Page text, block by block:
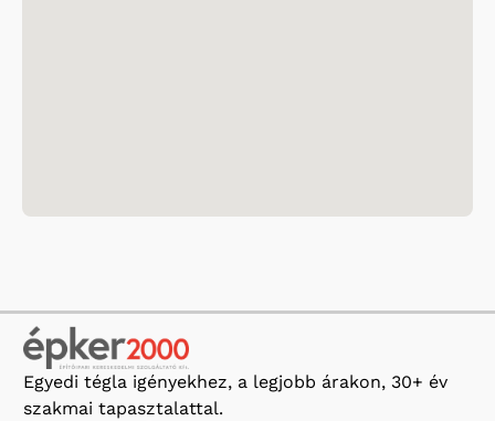
Egyedi tégla igényekhez, a legjobb árakon, 30+ év
szakmai tapasztalattal.